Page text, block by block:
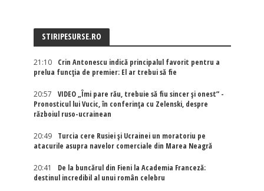
STIRIPESURSE.RO
21:10
Crin Antonescu indică principalul favorit pentru a
prelua funcția de premier: El ar trebui să fie
20:57
VIDEO „Îmi pare rău, trebuie să fiu sincer și onest” -
Pronosticul lui Vucic, în conferința cu Zelenski, despre
războiul ruso-ucrainean
20:49
Turcia cere Rusiei și Ucrainei un moratoriu pe
atacurile asupra navelor comerciale din Marea Neagră
20:41
De la buncărul din Fieni la Academia Franceză:
destinul incredibil al unui român celebru